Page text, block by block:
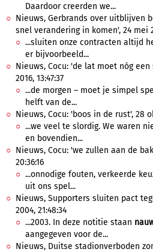
Daardoor creerden we...
Nieuws, Gerbrands over uitblijven
snel verandering in komen', 24 mei
...sluiten onze contracten altijd
er bijvoorbeeld...
Nieuws, Cocu: 'de lat moet nóg
2016, 13:47:37
...de morgen – moet je simpel
helft van de...
Nieuws, Cocu: 'boos in de rust', 28
...we veel te slordig. We waren
en bovendien...
Nieuws, Cocu: 'we zullen aan de
20:36:16
...onnodige fouten, verkeerde
uit ons spel...
Nieuws, Supporters sluiten pact
2004, 21:48:34
...2003. In deze notitie staan
aangegeven voor de...
Nieuws, Duitse stadionverboden